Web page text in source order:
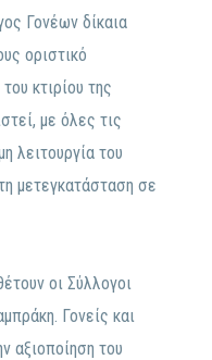
Γονέων δίκαια
οριστικό
κτιρίου της
με όλες τις
λειτουργία του
μετεγκατάσταση σε
οι Σύλλογοι
Γονείς και
αξιοποίηση του